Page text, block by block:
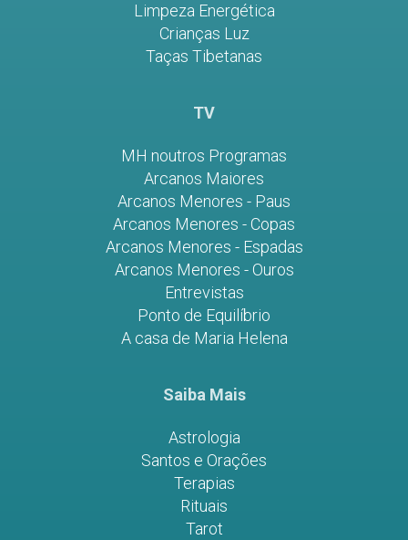
Limpeza Energética
Crianças Luz
Taças Tibetanas
TV
MH noutros Programas
Arcanos Maiores
Arcanos Menores - Paus
Arcanos Menores - Copas
Arcanos Menores - Espadas
Arcanos Menores - Ouros
Entrevistas
Ponto de Equilíbrio
A casa de Maria Helena
Saiba Mais
Astrologia
Santos e Orações
Terapias
Rituais
Tarot